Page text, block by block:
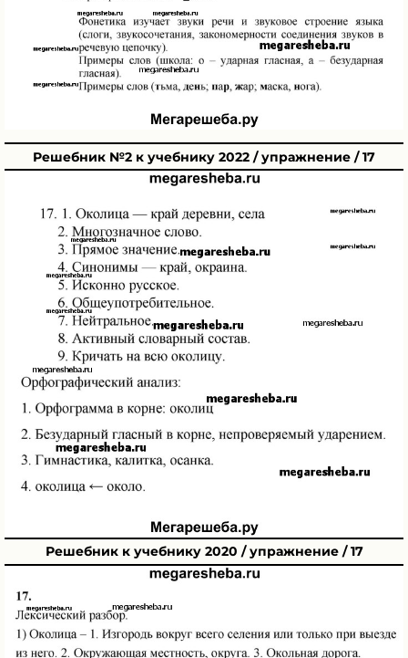
Решебник №2 к учебнику 2022 / упражнение / 17
Решебник к учебнику 2020 / упражнение / 17